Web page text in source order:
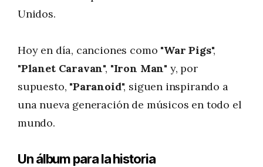
Unidos.
Hoy en día, canciones como "War Pigs",
"Planet Caravan", "Iron Man" y, por
supuesto, "Paranoid", siguen inspirando a
una nueva generación de músicos en todo el
mundo.
Un álbum para la historia